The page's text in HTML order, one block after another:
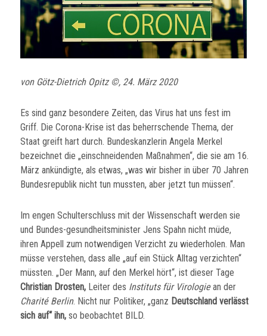
von Götz-Dietrich Opitz ©, 24. März 2020
Es sind ganz besondere Zeiten, das Virus hat uns fest im
Griff. Die Corona-Krise ist das beherrschende Thema, der
Staat greift hart durch. Bundeskanzlerin Angela Merkel
bezeichnet die „einschneidenden Maßnahmen“, die sie am 16.
März ankündigte, als etwas, „was wir bisher in über 70 Jahren
Bundesrepublik nicht tun mussten, aber jetzt tun müssen“.
Im engen Schulterschluss mit der Wissenschaft werden sie
und Bundes-gesundheitsminister Jens Spahn nicht müde,
ihren Appell zum notwendigen Verzicht zu wiederholen. Man
müsse verstehen, dass alle „auf ein Stück Alltag verzichten“
müssten. „Der Mann, auf den Merkel hört“, ist dieser Tage
Christian Drosten, Leiter des Instituts für Virologiean der
Charité Berlin. Nicht nur Politiker, „ganz Deutschland verlässt
sich auf“ ihn, so beobachtet BILD.